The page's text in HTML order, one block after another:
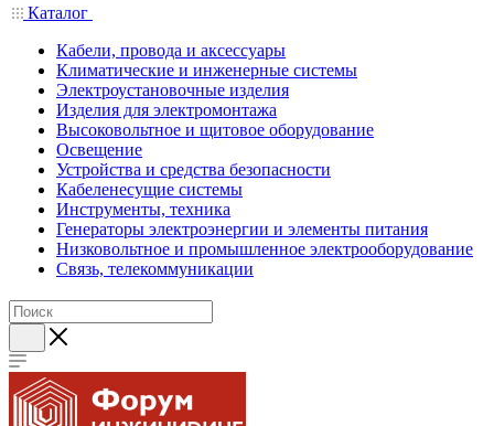
Каталог
Кабели, провода и аксессуары
Климатические и инженерные системы
Электроустановочные изделия
Изделия для электромонтажа
Высоковольтное и щитовое оборудование
Освещение
Устройства и средства безопасности
Кабеленесущие системы
Инструменты, техника
Генераторы электроэнергии и элементы питания
Низковольтное и промышленное электрооборудование
Связь, телекоммуникации